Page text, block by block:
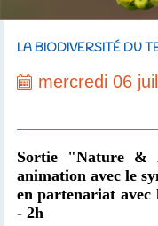
LA BIODIVERSITÉ DU
mercredi 06
Sortie "Nature &
animation avec le
en partenariat avec
- 2h